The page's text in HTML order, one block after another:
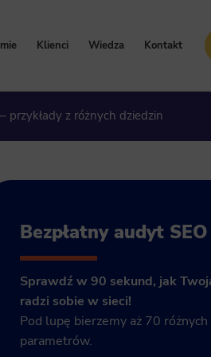
i certyfikaty
Klienci Wiedza Kontakt
przykłady z różnych dziedzin
Bezpłatny audyt SEO
Sprawdź w 90 sekund, jak
radzi sobie w sieci!
Pod lupę bierzemy aż 70 różnych
parametrów.